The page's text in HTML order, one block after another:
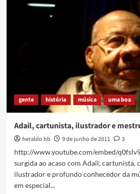
Vila
mandando
gente história música uma boa
Adail, cartunista, ilustrador e
heraldo hb 9 de junho de 2011
3
http://www.youtube.com/embed/
surgida ao acaso com Adail, cartunista,
ilustrador e profundo conhecedor da
em especial...